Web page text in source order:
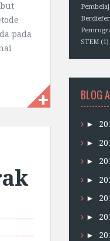
pada
STEM (1)
BLOG
►
►
►
►
►
►
►